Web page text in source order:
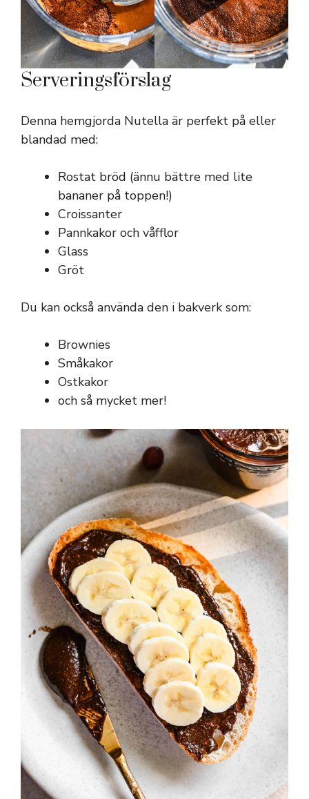
Serveringsförslag
Denna hemgjorda Nutella är perfekt på eller
blandad med:
Rostat bröd (ännu bättre med lite
bananer på toppen!)
Croissanter
Pannkakor och våfflor
Glass
Gröt
Du kan också använda den i bakverk som:
Brownies
Småkakor
Ostkakor
och så mycket mer!